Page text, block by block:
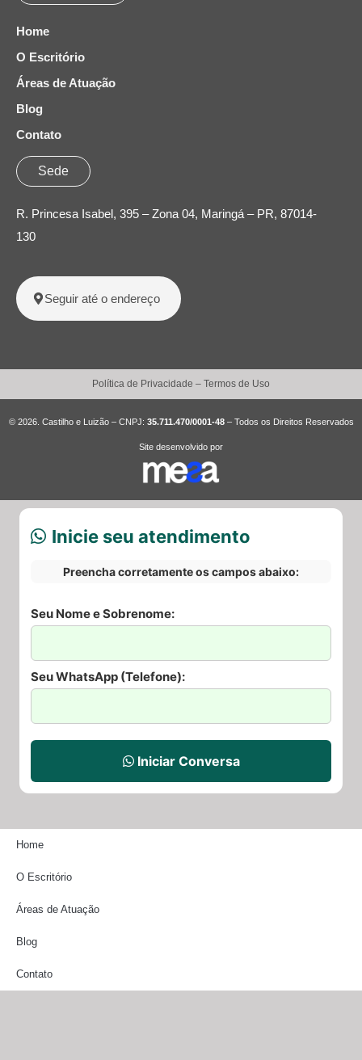
Home
O Escritório
Áreas de Atuação
Blog
Contato
Sede
R. Princesa Isabel, 395 – Zona 04, Maringá – PR, 87014-
130
Seguir até o endereço
Política de Privacidade – Termos de Uso
© 2026. Castilho e Luizão – CNPJ: 35.711.470/0001-48– Todos os Direitos Reservados
Site desenvolvido por
Inicie seu atendimento
Preencha corretamente os campos abaixo:
Seu Nome e Sobrenome:
Seu WhatsApp (Telefone):
Iniciar Conversa
Home
O Escritório
Áreas de Atuação
Blog
Contato